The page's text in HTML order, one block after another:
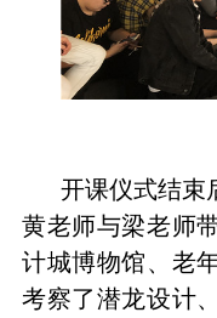
开课仪式结束
黄老师与梁老师
计城博物馆、老
考察了潜龙设计